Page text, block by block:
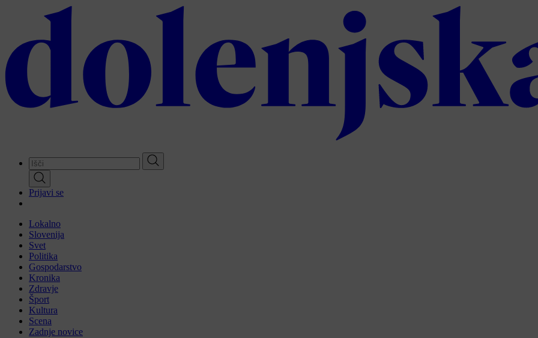
content
Prijavi se
Lokalno
Slovenija
Svet
Politika
Gospodarstvo
Kronika
Zdravje
Šport
Kultura
Scena
Zadnje novice